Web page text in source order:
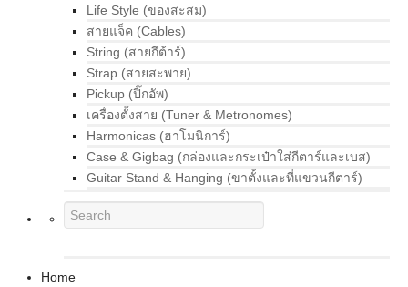
Life Style (ของสะสม)
สายแจ็ค (Cables)
String (สายกีต้าร์)
Strap (สายสะพาย)
Pickup (ปิ๊กอัพ)
เครื่องตั้งสาย (Tuner & Metronomes)
Harmonicas (ฮาโมนิการ์)
Case & Gigbag (กล่องและกระเป๋าใส่กีตาร์และเบส)
Guitar Stand & Hanging (ขาตั้งและที่แขวนกีตาร์)
Home